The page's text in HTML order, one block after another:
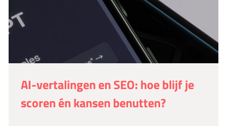
AI-vertalingen en SEO: hoe blijf je
scoren én kansen benutten?